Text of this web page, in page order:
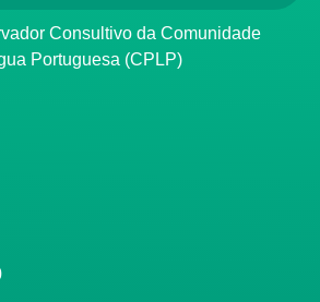
Portuguesa (CPLP)